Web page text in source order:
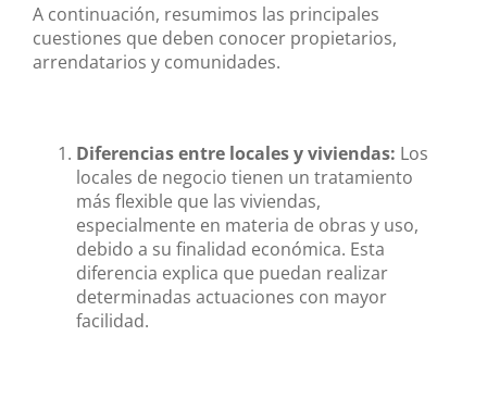
A continuación, resumimos las principales
cuestiones que deben conocer propietarios,
arrendatarios y comunidades.
Diferencias entre locales y viviendas: Los
locales de negocio tienen un tratamiento
más flexible que las viviendas,
especialmente en materia de obras y uso,
debido a su finalidad económica. Esta
diferencia explica que puedan realizar
determinadas actuaciones con mayor
facilidad.